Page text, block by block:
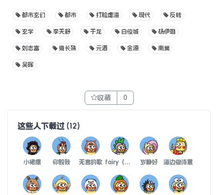
都市玄幻 都市 打脸虐渣 现代 反转
玄学 李天舒 于龙 白俊城 杨伊璐
刘志富 雍长殊 元酒 金源 南巢
吴晖
收藏 0
这些人下载过(12)
小裙摆 你毁我 无言的歌 fairy（仙女） 岁静好 海边做诗意